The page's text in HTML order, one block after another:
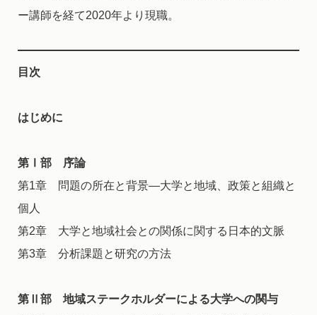
ー講師を経て2020年より現職。
目次
はじめに
第Ⅰ部 序論
第1章 問題の所在と背景―大学と地域、政策と組織と
個人
第2章 大学と地域社会との関係に関する日本的文脈
第3章 分析課題と研究の方法
第Ⅱ部 地域ステークホルダーによる大学への関与